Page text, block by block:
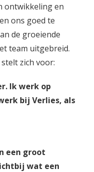
ontwikkeling en
ons goed te
de groeiende
team uitgebreid.
zich voor:
Ik werk op
bij Verlies, als
een groot
wat een